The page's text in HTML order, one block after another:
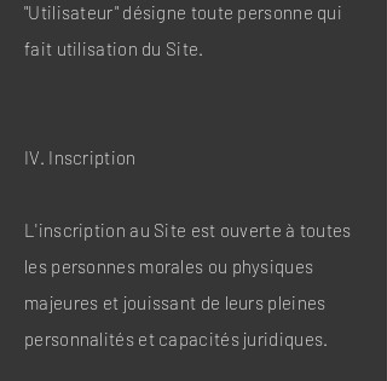
"Utilisateur" désigne toute personne qui
fait utilisation du Site.
IV. Inscription
L'inscription au Site est ouverte à toutes
les personnes morales ou physiques
majeures et jouissant de leurs pleines
personnalités et capacités juridiques.